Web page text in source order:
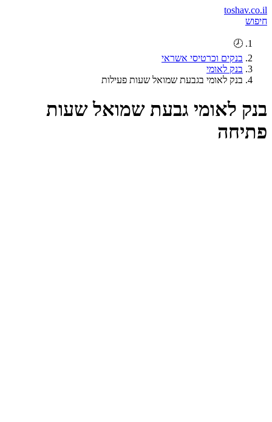
toshav.co.il
חיפוש
🕗
בנקים וכרטיסי אשראי
בנק לאומי
בנק לאומי בגבעת שמואל שעות פעילות
בנק לאומי גבעת שמואל שעות
פתיחה